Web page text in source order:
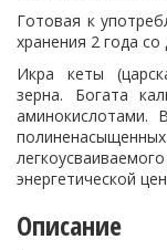
Готовая к
хранения 2 года со
Икра кеты
зерна. Богата
аминокислотами.
энергетической
Описание